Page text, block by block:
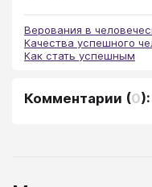
Верования в
Качества успешного
Как стать успешным
Комментарии (0):